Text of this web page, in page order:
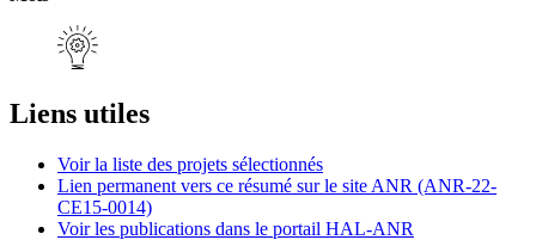
Liens utiles
Voir la liste des projets sélectionnés
Lien permanent vers ce résumé sur le site ANR (ANR-22-
CE15-0014)
Voir les publications dans le portail HAL-ANR